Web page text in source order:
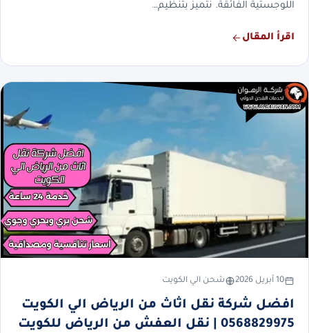
اللوجستية الفائقة. نتميز بتنظيم…
اقرأ المقال
10 أبريل 2026 شحن الي الكويت
افضل شركة نقل اثاث من الرياض الي الكويت
0568829975 | نقل العفش من الرياض للكويت